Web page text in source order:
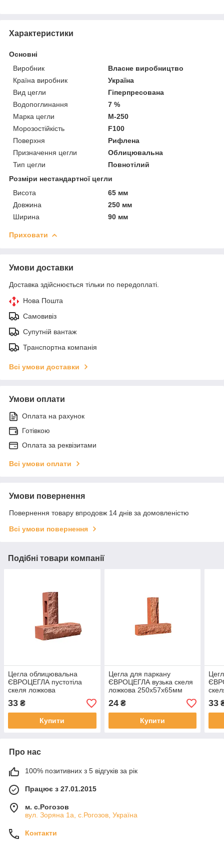
Характеристики
Основні
Виробник
Власне виробництво
Країна виробник
Україна
Вид цегли
Гіперпресована
Водопоглинання
7 %
Марка цегли
М-250
Морозостійкість
F100
Поверхня
Рифлена
Призначення цегли
Облицювальна
Тип цегли
Повнотілий
Розміри нестандартної цегли
Висота
65 мм
Довжина
250 мм
Ширина
90 мм
Приховати
Умови доставки
Доставка здійснюється тільки по передоплаті.
Нова Пошта
Самовивіз
Супутній вантаж
Транспортна компанія
Всі умови доставки
Умови оплати
Оплата на рахунок
Готівкою
Оплата за реквізитами
Всі умови оплати
Умови повернення
Повернення товару впродовж 14 днів за домовленістю
Всі умови повернення
Подібні товари компанії
Цегла облицювальна
ЄВРОЦЕГЛА пустотіла
скеля ложкова
250х90х65мм морквяна
33 ₴
Купити
Цегла для паркану
ЄВРОЦЕГЛА вузька скеля
ложкова 250х57х65мм
морквяна
24₴
Купити
33
Про нас
100% позитивних з 5 відгуків за рік
Працює з 27.01.2015
м. с.Рогозов
вул. Зоряна 1а, с.Рогозов, Україна
Контакти